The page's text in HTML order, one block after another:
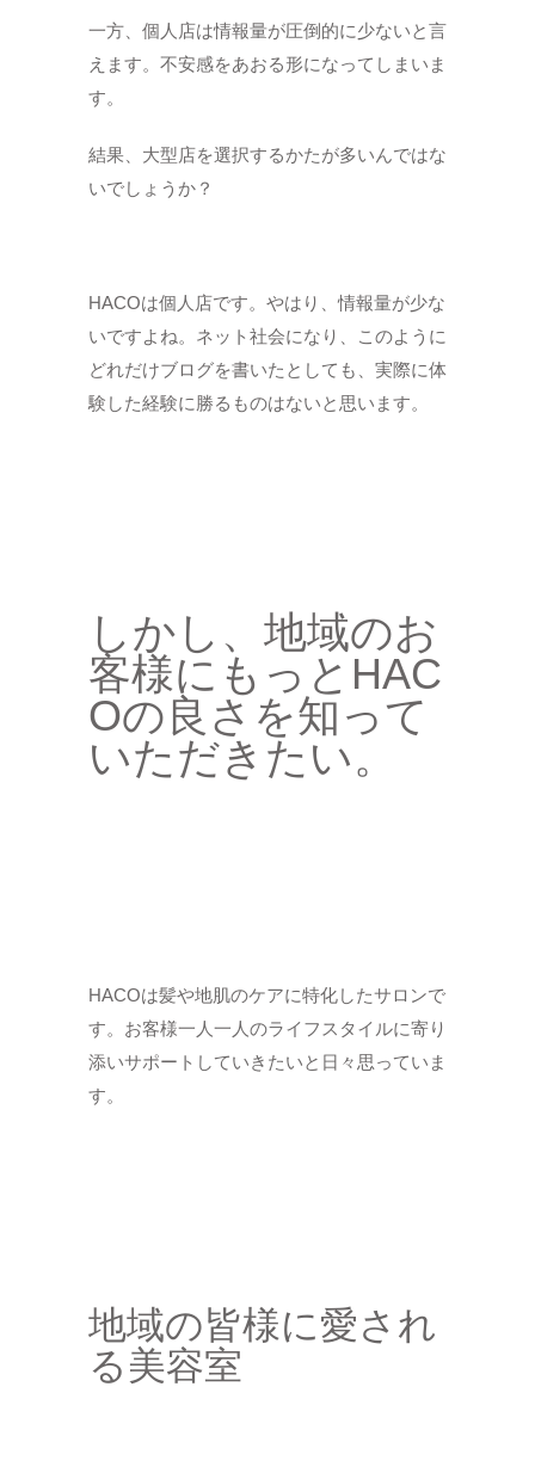
一方、個人店は情報量が圧倒的に少ないと言
えます。不安感をあおる形になってしまいま
す。
結果、大型店を選択するかたが多いんではな
いでしょうか？
HACOは個人店です。やはり、情報量が少な
いですよね。ネット社会になり、このように
どれだけブログを書いたとしても、実際に体
験した経験に勝るものはないと思います。
しかし、地域のお
客様にもっとHAC
Oの良さを知って
いただきたい。
HACOは髪や地肌のケアに特化したサロンで
す。お客様一人一人のライフスタイルに寄り
添いサポートしていきたいと日々思っていま
す。
地域の皆様に愛され
る美容室